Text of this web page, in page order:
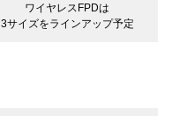
ワイヤレスFPDは
3サイズをラインアップ予定